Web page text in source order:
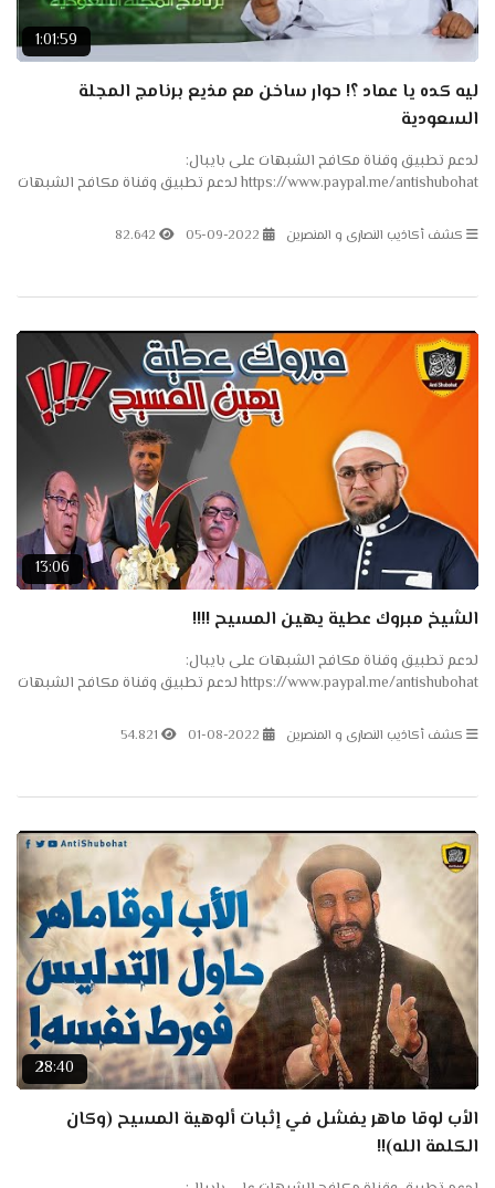
1:01:59
ليه كده يا عماد ؟! حوار ساخن مع مذيع برنامج المجلة
السعودية
لدعم تطبيق وقناة مكافح الشبهات على بايبال:
https://www.paypal.me/antishubohat لدعم تطبيق وقناة مكافح الشبهات
على...كشف أكاذيب النصارى و المنصرين 05-09-2022
82.642
13:06
الشيخ مبروك عطية يهين المسيح !!!!
لدعم تطبيق وقناة مكافح الشبهات على بايبال:
https://www.paypal.me/antishubohat لدعم تطبيق وقناة مكافح الشبهات
على...كشف أكاذيب النصارى و المنصرين 01-08-2022
54.821
28:40
الأب لوقا ماهر يفشل في إثبات ألوهية المسيح (وكان
الكلمة الله)!!